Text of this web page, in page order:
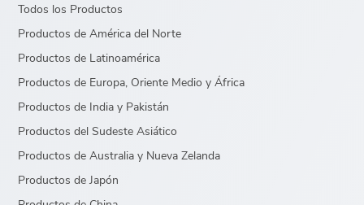
Todos los Productos
Productos de América del Norte
Productos de Latinoamérica
Productos de Europa, Oriente Medio y África
Productos de India y Pakistán
Productos del Sudeste Asiático
Productos de Australia y Nueva Zelanda
Productos de Japón